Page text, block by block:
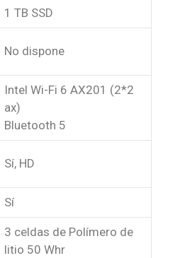
1 TB SSD
No dispone
Intel Wi-Fi 6 AX201 (2*2
ax)
Bluetooth 5
Sí, HD
Sí
3 celdas de Polímero de
litio 50 Whr